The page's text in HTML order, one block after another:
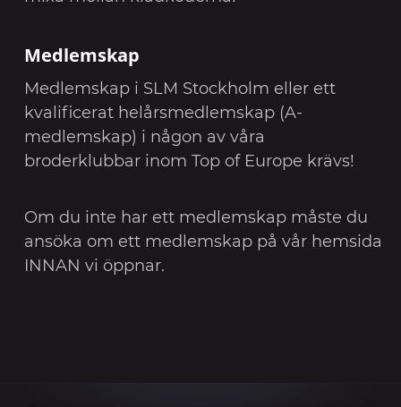
Medlemskap
Medlemskap i SLM Stockholm eller ett
kvalificerat helårsmedlemskap (A-
medlemskap) i någon av våra
broderklubbar inom Top of Europe krävs!
Om du inte har ett medlemskap måste du
ansöka om ett medlemskap på vår hemsida
INNAN vi öppnar.